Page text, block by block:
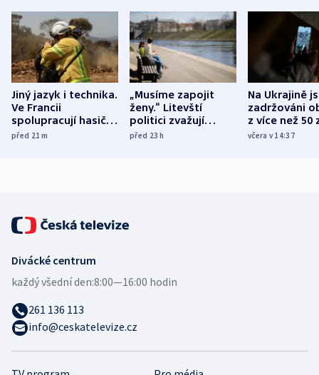
Jiný jazyk i technika.
Ve Francii
spolupracují hasiči z
různých zemí
před 21m
„Musíme zapojit
ženy.“ Litevští
politici zvažují
dohodu o
před 23h
Na Ukrajině
zadržováni
z více než 50
Bojovali na
včera v 14:37
Divácké centrum
každý všední den:8:00—16:00 hodin
261 136 113
info@ceskatelevize.cz